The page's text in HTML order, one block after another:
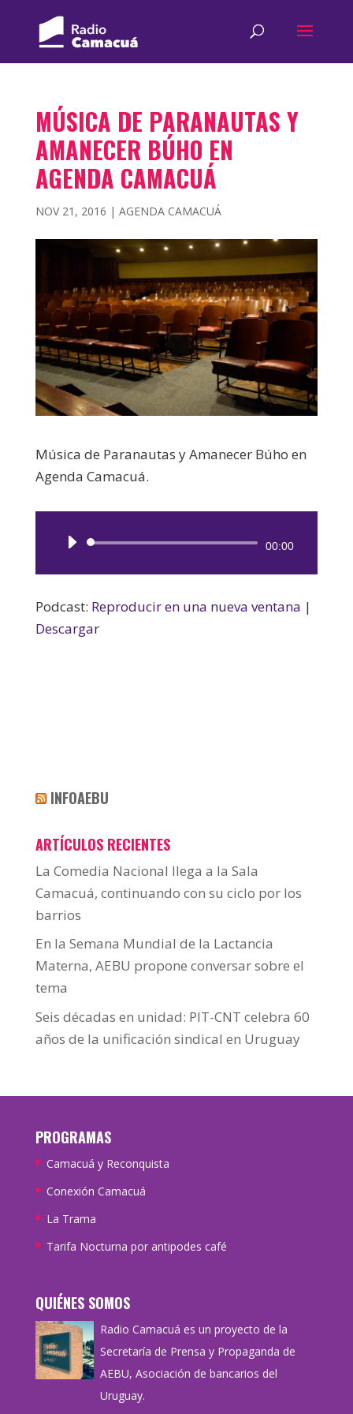
MÚSICA DE PARANAUTAS Y
AMANECER BÚHO EN
AGENDA CAMACUÁ
NOV 21, 2016 | AGENDA CAMACUÁ
Música de Paranautas y Amanecer Búho en
Agenda Camacuá.
Reproductor
00:00
Podcast: Reproducir en una nueva ventana |
Descargar
INFOAEBU
ARTÍCULOS RECIENTES
La Comedia Nacional llega a la Sala
Camacuá, continuando con su ciclo por los
barrios
En la Semana Mundial de la Lactancia
Materna, AEBU propone conversar sobre el
tema
Seis décadas en unidad: PIT-CNT celebra 60
años de la unificación sindical en Uruguay
PROGRAMAS
Camacuá y Reconquista
Conexión Camacuá
La Trama
Tarifa Nocturna por antipodes café
QUIÉNES SOMOS
Radio Camacuá es un proyecto de la
Secretaría de Prensa y Propaganda de
AEBU, Asociación de bancarios del
Uruguay.